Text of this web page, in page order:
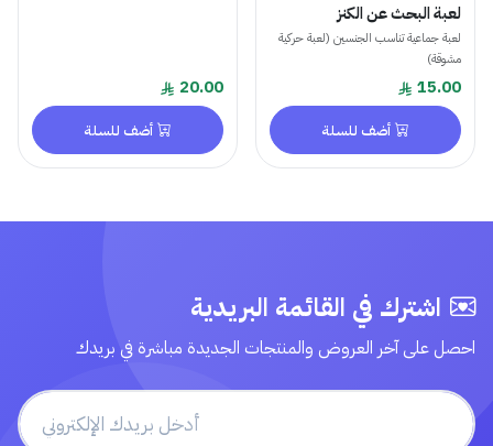
لعبة البحث عن الكنز
لعبة جماعية تناسب الجنسين (لعبة حركية
مشوقة)
15.00
أضف للسلة
20.00
أضف للسلة
اشترك في القائمة البريدية
احصل على آخر العروض والمنتجات الجديدة مباشرة في بريدك